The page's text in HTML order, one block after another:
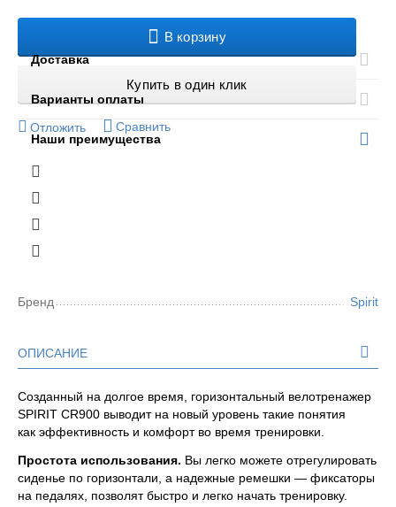
В корзину
Купить в один клик
Отложить Сравнить
Доставка
Варианты оплаты
Наши преимущества
Бренд Spirit
ОПИСАНИЕ
Созданный на долгое время, горизонтальный велотренажер
SPIRIT CR900 выводит на новый уровень такие понятия
как эффективность и комфорт во время тренировки.
Простота использования. Вы легко можете отрегулировать
сиденье по горизонтали, а надежные ремешки — фиксаторы
на педалях, позволят быстро и легко начать тренировку.